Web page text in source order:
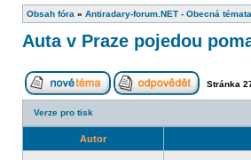
Obsah fóra » Antiradary-forum.NET - Obecná témata
Auta v Praze pojedou
Stránka
Verze pro tisk
Autor